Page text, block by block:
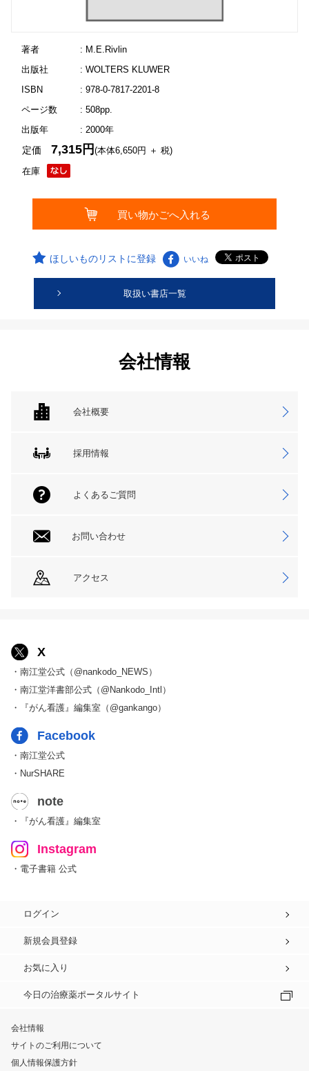
著者
: M.E.Rivlin
出版社
: WOLTERS KLUWER
ISBN
: 978-0-7817-2201-8
ページ数
: 508pp.
出版年
: 2000年
在庫
定価7,315円(本体6,650円 ＋ 税)
ほしいものリストに登録 いいね
取扱い書店一覧
会社情報
会社概要
採用情報
よくあるご質問
お問い合わせ
アクセス
X
・南江堂公式（@nankodo_NEWS）
・南江堂洋書部公式（@Nankodo_Intl）
・『がん看護』編集室（@gankango）
Facebook
・南江堂公式
・NurSHARE
note
・『がん看護』編集室
Instagram
・電子書籍 公式
ログイン
新規会員登録
お気に入り
今日の治療薬ポータルサイト
会社情報
サイトのご利用について
個人情報保護方針